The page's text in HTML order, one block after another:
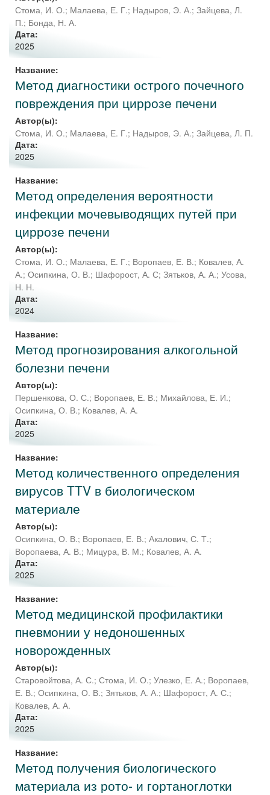
Стома, И. О.; Малаева, Е. Г.; Надыров, Э. А.; Зайцева, Л.
П.; Бонда, Н. А.
Дата:
2025
Название:
Метод диагностики острого почечного
повреждения при циррозе печени
Автор(ы):
Стома, И. О.; Малаева, Е. Г.; Надыров, Э. А.; Зайцева, Л. П.
Дата:
2025
Название:
Метод определения вероятности
инфекции мочевыводящих путей при
циррозе печени
Автор(ы):
Стома, И. О.; Малаева, Е. Г.; Воропаев, Е. В.; Ковалев, А.
А.; Осипкина, О. В.; Шафорост, А. С; Зятьков, А. А.; Усова,
Н. Н.
Дата:
2024
Название:
Метод прогнозирования алкогольной
болезни печени
Автор(ы):
Першенкова, О. С.; Воропаев, Е. В.; Михайлова, Е. И.;
Осипкина, О. В.; Ковалев, А. А.
Дата:
2025
Название:
Метод количественного определения
вирусов TTV в биологическом
материале
Автор(ы):
Осипкина, О. В.; Воропаев, Е. В.; Акалович, С. Т.;
Воропаева, А. В.; Мицура, В. М.; Ковалев, А. А.
Дата:
2025
Название:
Метод медицинской профилактики
пневмонии у недоношенных
новорожденных
Автор(ы):
Старовойтова, А. С.; Стома, И. О.; Улезко, Е. А.; Воропаев,
Е. В.; Осипкина, О. В.; Зятьков, А. А.; Шафорост, А. С.;
Ковалев, А. А.
Дата:
2025
Название:
Метод получения биологического
материала из рото- и гортаноглотки